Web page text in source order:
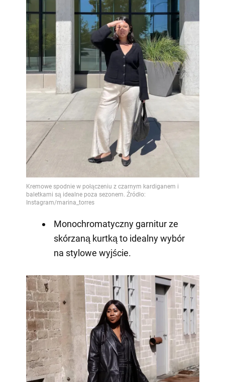
Monochromatyczny garnitur ze
skórzaną kurtką to idealny wybór
na stylowe wyjście.